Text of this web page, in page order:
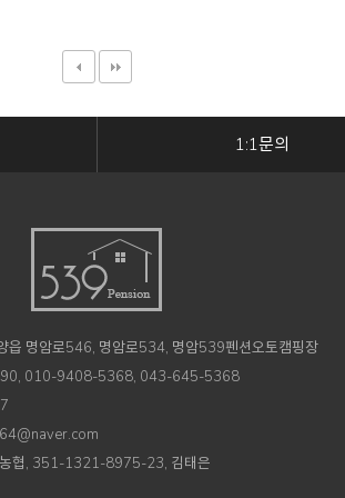
1:1문의
읍 명암로546, 명암로534, 명암539펜션오토캠핑장
010-9408-5368, 043-645-5368
농협, 351-1321-8975-23, 김태은